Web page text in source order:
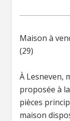
Maison à
(29)
À Lesneven,
proposée à
pièces
maison